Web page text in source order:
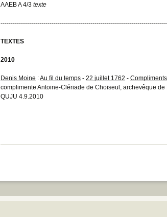
AAEB A 4/3 texte
TEXTES
2010
Denis Moine :Au fil du temps - 22 juillet 1762 - Compliments
complimente Antoine-Clériade de Choiseul, archevêque
QUJU 4.9.2010